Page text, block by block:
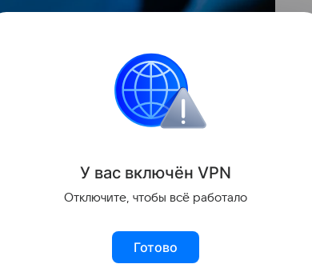
изменений в закон
что технологический сбор будет
размер не превысит ₽5
юридические лица
ввозе или изготовлении
У вас включён VPN
Отключите, чтобы всё работало
Готово